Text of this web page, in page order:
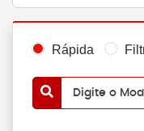
Rápida
Digite o